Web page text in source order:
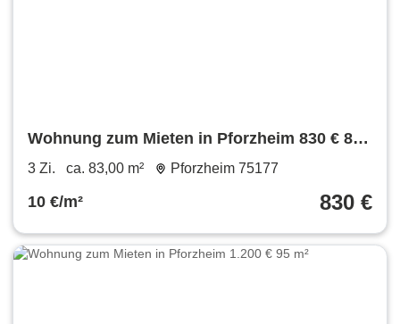
Wohnung zum Mieten in Pforzheim 830 € 83
m²
3 Zi. ca. 83,00 m² Pforzheim 75177
10 €/m² 830 €